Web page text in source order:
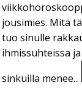
jousimies. Mitä
tuo sinulle
ihmissuhteissa
sinkuilla menee...